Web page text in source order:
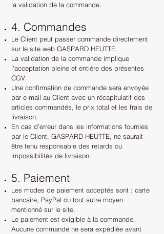
la validation de la commande.
4. Commandes
Le Client peut passer commande directement
sur le site web GASPARD HEUTTE.
La validation de la commande implique
l’acceptation pleine et entière des présentes
CGV.
Une confirmation de commande sera envoyée
par e-mail au Client avec un récapitulatif des
articles commandés, le prix total et les frais de
livraison.
En cas d’erreur dans les informations fournies
par le Client, GASPARD HEUTTE, ne saurait
être tenu responsable des retards ou
impossibilités de livraison.
5. Paiement
Les modes de paiement acceptés sont : carte
bancaire, PayPal ou tout autre moyen
mentionné sur le site.
Le paiement est exigible à la commande.
Aucune commande ne sera expédiée avant